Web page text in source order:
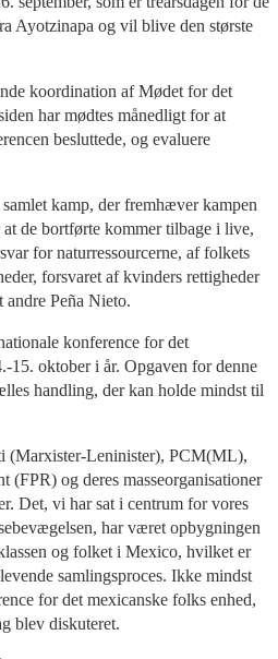
Ayotzinapa og vil blive den største
koordination af Mødet for det
har mødtes månedligt for at
besluttede, og evaluere
kamp, der fremhæver kampen
de bortførte kommer tilbage i live,
for naturressourcerne, af folkets
forsvaret af kvinders rettigheder
Peña Nieto.
konference for det
15. oktober i år. Opgaven for denne
handling, der kan holde mindst til
(Marxister-Leninister), PCM(ML),
og deres masseorganisationer
Det, vi har sat i centrum for vores
har været opbygningen
og folket i Mexico, hvilket er
samlingsproces. Ikke mindst
for det mexicanske folks enhed,
blev diskuteret.